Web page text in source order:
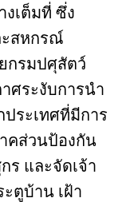
งเต็มที่ ซึ่ง
ะสหกรณ์
กรมปศุสัตว์
ศระงับการนำ
ระเทศที่มีการ
คส่วนป้องกัน
และจัดเจ้า
ตูบ้าน เฝ้า